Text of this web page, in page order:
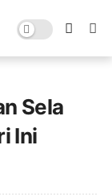
Sela
Ini